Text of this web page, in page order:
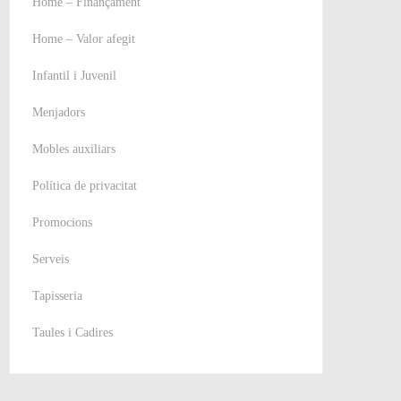
Home – Valor afegit
Infantil i Juvenil
Menjadors
Mobles auxiliars
Política de privacitat
Promocions
Serveis
Tapisseria
Taules i Cadires